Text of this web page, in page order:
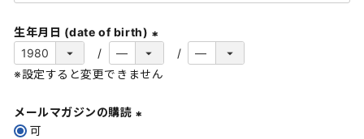
必
須
)
生年月日 (date of birth)
(
必
※設定すると変更できません
メールマガジンの購読
可